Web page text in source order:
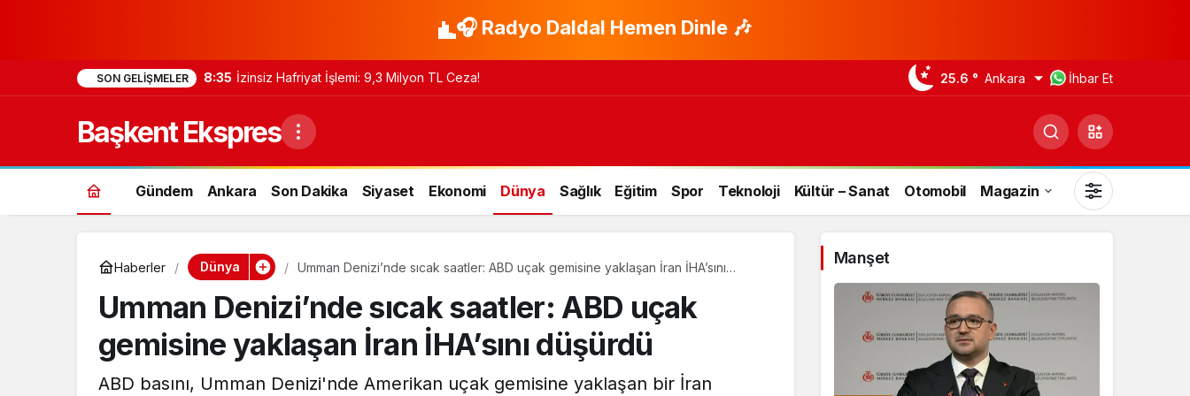
🎧 Radyo Daldal Hemen Dinle 🎶
SON GELIŞMELER 8:35 İzinsiz Hafriyat İşlemi: 9,3 Milyon TL Ceza! 25.6 ° Ankara İhbar Et
Başkent Ekspres
Gündem Ankara Son Dakika Siyaset Ekonomi Dünya Sağlık Eğitim Spor Teknoloji Kültür – Sanat Otomobil Magazin
Gündüz Modu
Gündüz modunu seçin.
Haberler Dünya
Umman Denizi’nde sıcak saatler: ABD uçak gemisine yaklaşan İran İHA’sını
Umman Denizi’nde sıcak saatler: ABD uçak
gemisine yaklaşan İran İHA’sını düşürdü
ABD basını, Umman Denizi'nde Amerikan uçak gemisine yaklaşan bir İran
Manşet